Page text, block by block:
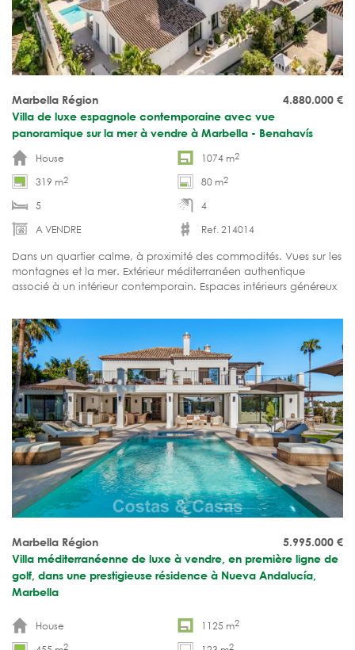
4.880.000 €
Marbella Région
Villa de luxe espagnole contemporaine avec vue
panoramique sur la mer à vendre à Marbella - Benahavís
House
1074 m2
319 m2 80 m2
5
4
A VENDRE
Ref. 214014
Dans un quartier calme, à proximité des commodités. Vues sur les
montagnes et la mer. Extérieur méditerranéen authentique
associé à un intérieur contemporain. Espaces intérieurs généreux
5.995.000 €
Marbella Région
Villa méditerranéenne de luxe à vendre, en première ligne de
golf, dans une prestigieuse résidence à Nueva Andalucía,
Marbella
House 1125 m2
2 2